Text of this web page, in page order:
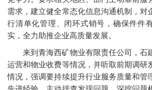
需求，建立健全常态化信息沟通机制，对
行清单化管理、闭环式销号，确保件件
实，全力助推企业高质量发展。
来到青海西矿物业有限责任公司，石
运营和物业收费等情况，并听取前期调研
情况，强调要持续提升行业服务质量和管